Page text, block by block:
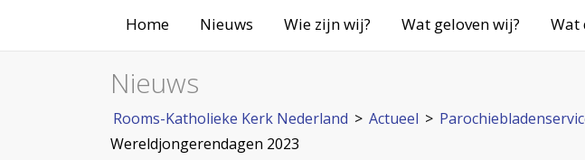
Home Nieuws Wie zijn wij? Wat geloven wij? Wat
Nieuws
Rooms-Katholieke Kerk Nederland > Actueel >
Wereldjongerendagen 2023